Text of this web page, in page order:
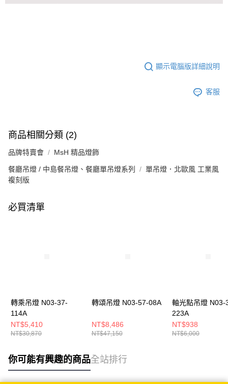
顯示電腦版詳細說明
客服
商品相關分類 (2)
品牌特賣會 MsH 精品燈飾
餐廳吊燈 / 中島餐吊燈、餐廳單吊燈系列
單吊燈．北歐風 工業風
複刻版
必買清單
轉乘吊燈 N03-37-
114A
NT$5,410
NT$30,870
轉頌吊燈 N03-57-08A
NT$8,486
NT$47,150
軸光點吊燈 N03-
223A
NT$938
NT$6,000
你可能有興趣的商品全站排行